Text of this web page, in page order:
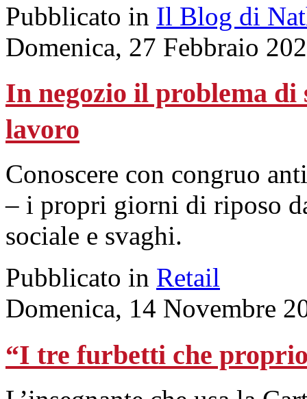
Pubblicato in Il Blog di
Domenica, 27 Febbraio
In negozio il problema di
lavoro
Conoscere con congruo
– i propri giorni di riposo
sociale e svaghi.
Pubblicato in Retail
Domenica, 14 Novembre
“I tre furbetti che